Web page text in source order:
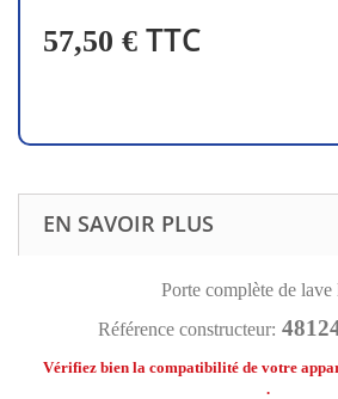
57,50 € TTC
EN SAVOIR PLUS
Porte complète de lave
Référence constructeur:
Vérifiez bien la compatibilité de votre
.